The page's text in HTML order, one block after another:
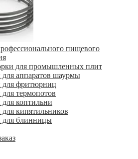
пищевого
для промышленных плит
аппаратов шаурмы
фритюрниц
термопотов
коптильни
кипятильников
блинницы